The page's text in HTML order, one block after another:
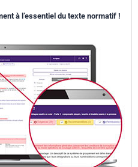
à l’essentiel du texte normatif !